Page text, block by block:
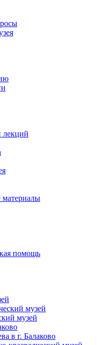
лекций
материалы
помощь
музей
музей
в г. Балаково